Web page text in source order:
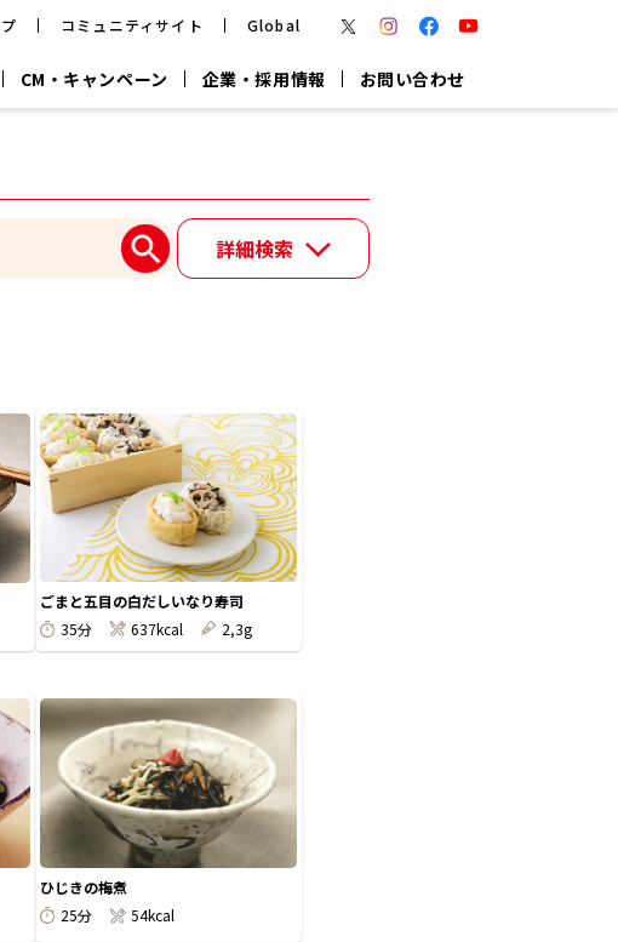
コミュニティサイト Global
CM・キャンペーン 企業・採用情報 お問い合わせ
だし粉
白だし 専用調味料 鍋つゆ
ヤマキの
割烹白だし
ジョブリターン制
詳細検索
ごまと五目の白だしいなり寿司
35分
637kcal 2,3g
ひじきの梅煮
25分
54kcal